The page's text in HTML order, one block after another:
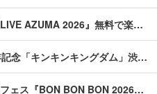
AZUMA 2026』無料で楽…
記念「キンキンキングダム」渋…
ェス『BON BON BON 2026…